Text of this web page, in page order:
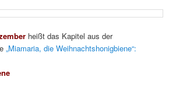
heißt das Kapitel aus der
„Miamaria, die Weihnachtshonigbiene“: